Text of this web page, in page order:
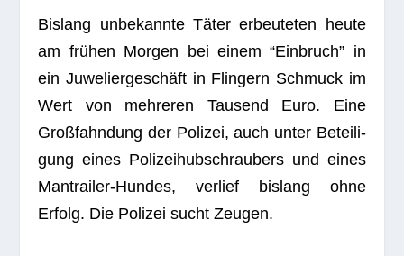
Bis­lang unbe­kannte Täter erbeu­te­ten heute
am frü­hen Mor­gen bei einem “Ein­bruch” in
ein Juwe­lier­ge­schäft in Flin­gern Schmuck im
Wert von meh­re­ren Tau­send Euro. Eine
Groß­fahn­dung der Poli­zei, auch unter Betei­li­
gung eines Poli­zei­hub­schrau­bers und eines
Man­trai­ler-Hun­des, ver­lief bis­lang ohne
Erfolg. Die Poli­zei sucht Zeugen.